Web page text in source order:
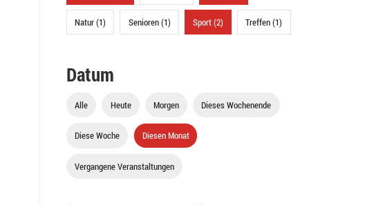
Natur (1) Senioren (1) Sport (2) Treffen (1)
Datum
Alle Heute Morgen Dieses Wochenende
Diese Woche Diesen Monat
Vergangene Veranstaltungen